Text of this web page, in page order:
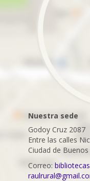
Nuestra sede
Godoy Cruz 2087
Entre las calles
Ciudad de Buenos
Correo: